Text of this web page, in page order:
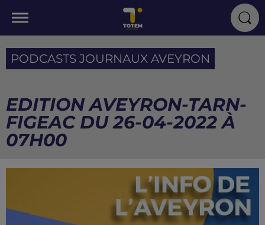
PODCASTS JOURNAUX AVEYRON
EDITION AVEYRON-TARN-
FIGEAC DU 26-04-2022 À
07H00